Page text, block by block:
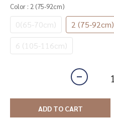
Color : 2 (75-92cm)
0(65-70cm) 2 (75-92cm)
6 (105-116cm)
ADD TO CART